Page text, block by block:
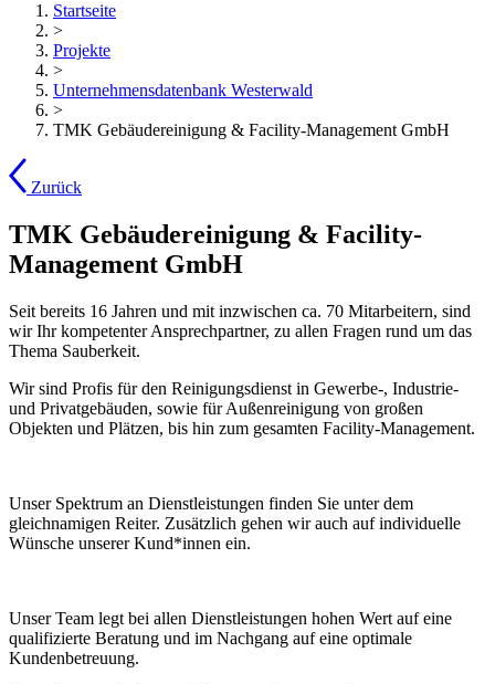
Startseite
>
Projekte
>
Unternehmensdatenbank Westerwald
>
TMK Gebäudereinigung & Facility-Management GmbH
Zurück
TMK Gebäudereinigung & Facility-
Management GmbH
Seit bereits 16 Jahren und mit inzwischen ca. 70 Mitarbeitern, sind
wir Ihr kompetenter Ansprechpartner, zu allen Fragen rund um das
Thema Sauberkeit.
Wir sind Profis für den Reinigungsdienst in Gewerbe-, Industrie-
und Privatgebäuden, sowie für Außenreinigung von großen
Objekten und Plätzen, bis hin zum gesamten Facility-Management.
Unser Spektrum an Dienstleistungen finden Sie unter dem
gleichnamigen Reiter. Zusätzlich gehen wir auch auf individuelle
Wünsche unserer Kund*innen ein.
Unser Team legt bei allen Dienstleistungen hohen Wert auf eine
qualifizierte Beratung und im Nachgang auf eine optimale
Kundenbetreuung.